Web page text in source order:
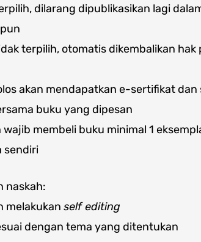
dilarang dipublikasikan lagi
terpilih, otomatis dikembalikan hak
akan mendapatkan e-sertifikat
buku yang dipesan
membeli buku minimal 1
sendiri
naskah:
melakukan self editing
dengan tema yang ditentukan